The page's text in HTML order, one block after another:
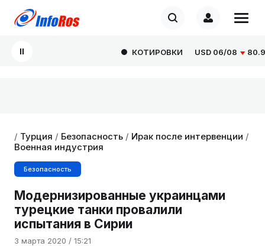
КОТИРОВКИ USD06/08
/ Турция / Безопасность / Ирак после интервенции /
Военная индустрия
Безопасность
Модернизированные украинцами
турецкие танки провалили
испытания в Сирии
3 марта 2020 / 15:21